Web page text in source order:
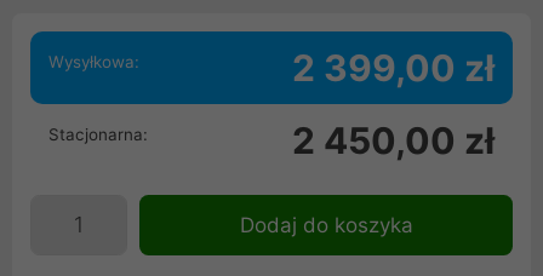
Wysyłkowa: 2 399,00 zł
Stacjonarna: 2 450,00 zł
Dodaj do koszyka